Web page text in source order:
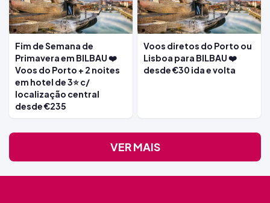
Fim de Semana de
Primavera em BILBAU ❤️
Voos do Porto + 2 noites
em hotel de 3⭐ c/
localização central
desde €235
Voos diretos do Porto ou
Lisboa para BILBAU ❤️
desde €30 ida e volta
VER MAIS